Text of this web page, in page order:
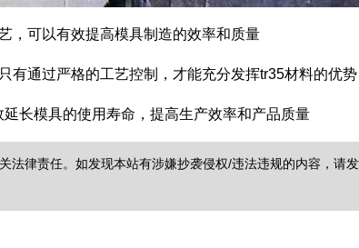
，可以有效提高模具制造的效率和质量
通过严格的工艺控制，才能充分发挥tr35材料的优
长模具的使用寿命，提高生产效率和产品质量
律责任。如发现本站有涉嫌抄袭侵权/违法违规的内容，请